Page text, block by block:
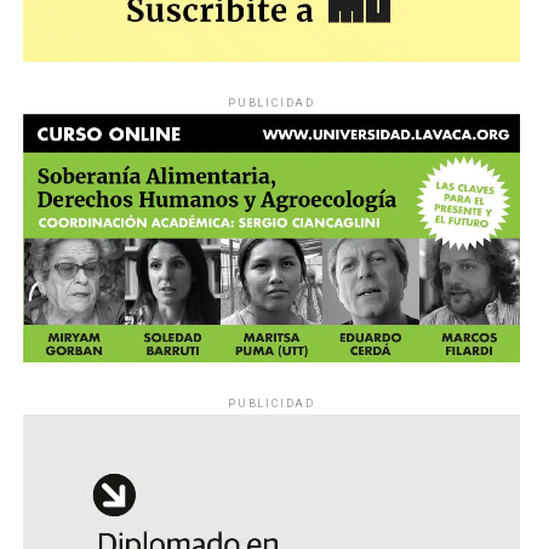
PUBLICIDAD
PUBLICIDAD